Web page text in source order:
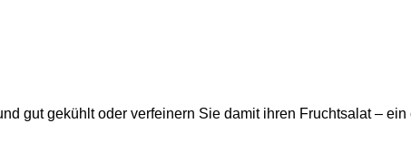
gut gekühlt oder verfeinern Sie damit ihren Fruchtsalat – ein